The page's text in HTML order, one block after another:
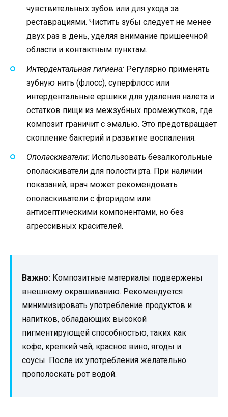
чувствительных зубов или для ухода за
реставрациями. Чистить зубы следует не менее
двух раз в день, уделяя внимание пришеечной
области и контактным пунктам.
Интердентальная гигиена: Регулярно применять
зубную нить (флосс), суперфлосс или
интердентальные ершики для удаления налета и
остатков пищи из межзубных промежутков, где
композит граничит с эмалью. Это предотвращает
скопление бактерий и развитие воспаления.
Ополаскиватели: Использовать безалкогольные
ополаскиватели для полости рта. При наличии
показаний, врач может рекомендовать
ополаскиватели с фторидом или
антисептическими компонентами, но без
агрессивных красителей.
Важно: Композитные материалы подвержены
внешнему окрашиванию. Рекомендуется
минимизировать употребление продуктов и
напитков, обладающих высокой
пигментирующей способностью, таких как
кофе, крепкий чай, красное вино, ягоды и
соусы. После их употребления желательно
прополоскать рот водой.